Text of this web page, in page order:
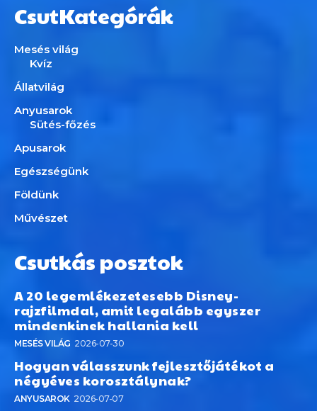
CsutKategórák
Mesés világ
Kvíz
Állatvilág
Anyusarok
Sütés-főzés
Apusarok
Egészségünk
Földünk
Művészet
Csutkás posztok
A 20 legemlékezetesebb Disney-
rajzfilmdal, amit legalább egyszer
mindenkinek hallania kell
MESÉS VILÁG 2026-07-30
Hogyan válasszunk fejlesztőjátékot a
négyéves korosztálynak?
ANYUSAROK 2026-07-07